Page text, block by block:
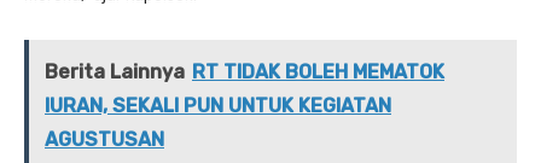
Berita Lainnya RT TIDAK BOLEH MEMATOK
IURAN, SEKALI PUN UNTUK KEGIATAN
AGUSTUSAN